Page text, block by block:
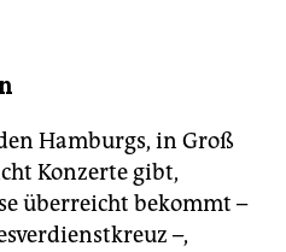
Hamburgs, in Groß
Konzerte gibt,
überreicht bekommt –
–,